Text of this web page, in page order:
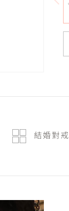
結婚對戒